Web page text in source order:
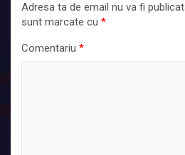
Adresa ta de email nu va fi
sunt marcate cu *
Comentariu *